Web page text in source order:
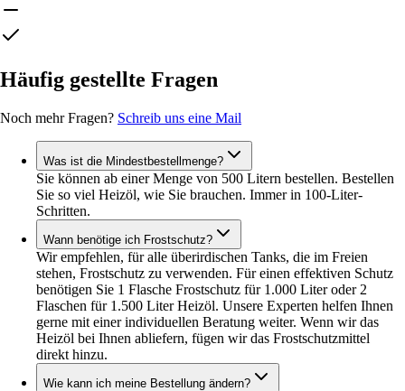
Häufig gestellte Fragen
Noch mehr Fragen? Schreib uns eine Mail
Was ist die Mindestbestellmenge?
Sie können ab einer Menge von 500 Litern bestellen. Bestellen
Sie so viel Heizöl, wie Sie brauchen. Immer in 100-Liter-
Schritten.
Wann benötige ich Frostschutz?
Wir empfehlen, für alle überirdischen Tanks, die im Freien
stehen, Frostschutz zu verwenden. Für einen effektiven Schutz
benötigen Sie 1 Flasche Frostschutz für 1.000 Liter oder 2
Flaschen für 1.500 Liter Heizöl. Unsere Experten helfen Ihnen
gerne mit einer individuellen Beratung weiter. Wenn wir das
Heizöl bei Ihnen abliefern, fügen wir das Frostschutzmittel
direkt hinzu.
Wie kann ich meine Bestellung ändern?